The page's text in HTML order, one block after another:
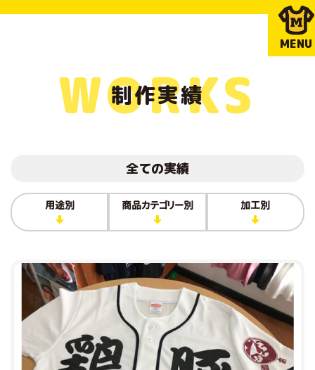
MENU
制作実績
WORKS
全ての実績
用途別 商品カテゴリー別 加工別